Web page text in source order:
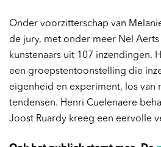
Onder voorzitterschap van
de jury, met onder meer Nel
kunstenaars uit 107 inzendingen.
een groepstentoonstelling die
eigenheid en experiment, los van
tendensen. Henri Cuelenaere
Joost Ruardy kreeg een eervolle